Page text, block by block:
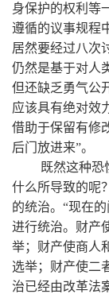
身保护的权利等
遵循的议事规程
居然要经过八次
仍然是基于对人
但还缺乏勇气公
应该具有绝对效
借助于保留有修
后门放进来”。
既然这种恐
什么所导致的呢
的统治。“现在
进行统治。财产
举；财产使商人
选举；财产使二
治已经由改革法